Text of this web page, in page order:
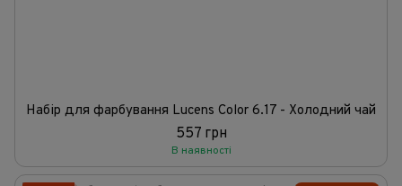
Набір для фарбування Lucens Color 6.17 - Холодний чай
557 грн
В наявності